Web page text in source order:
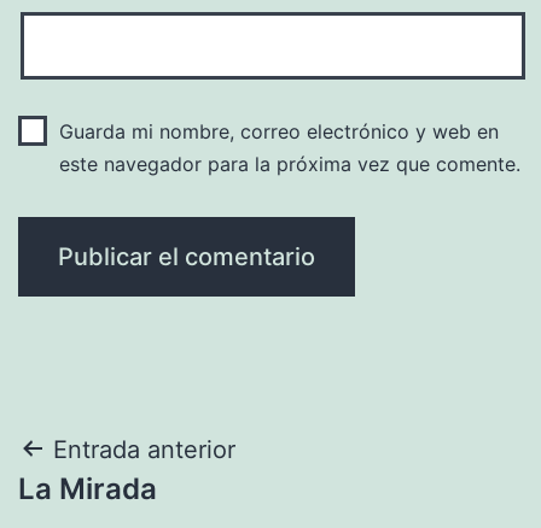
Guarda mi nombre, correo electrónico y web en
este navegador para la próxima vez que comente.
Navegación
de
Entrada anterior
La Mirada